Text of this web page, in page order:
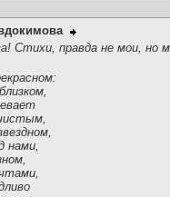
Стихи, правда не мои, но
нами,